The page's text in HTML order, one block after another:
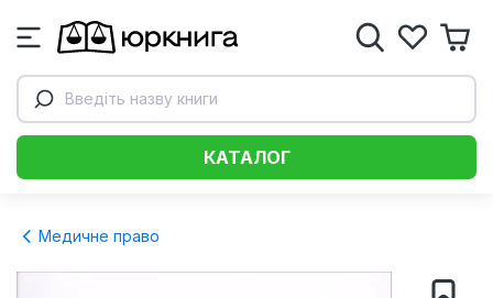
Введіть назву книги
КАТАЛОГ
Медичне право